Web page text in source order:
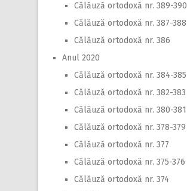
Călăuză ortodoxă nr. 389-390
Călăuză ortodoxă nr. 387-388
Călăuză ortodoxă nr. 386
Anul 2020
Călăuză ortodoxă nr. 384-385
Călăuză ortodoxă nr. 382-383
Călăuză ortodoxă nr. 380-381
Călăuză ortodoxă nr. 378-379
Călăuză ortodoxă nr. 377
Călăuză ortodoxă nr. 375-376
Călăuză ortodoxă nr. 374